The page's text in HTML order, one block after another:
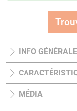
INFO GÉNÉRALE
MÉDIA